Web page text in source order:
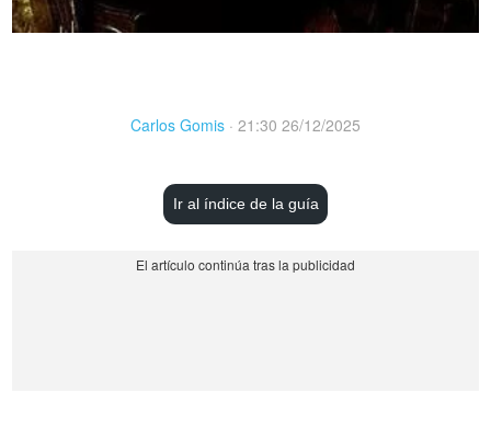
Carlos Gomis · 21:30 26/12/2025
Ir al índice de la guía